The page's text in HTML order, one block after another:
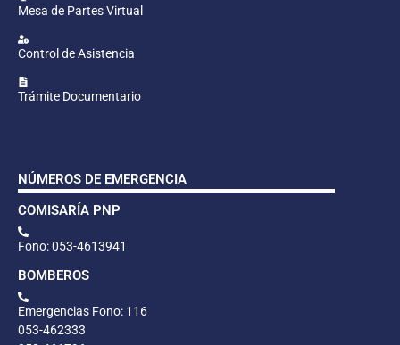
Mesa de Partes Virtual
Control de Asistencia
Trámite Documentario
NÚMEROS DE EMERGENCIA
COMISARÍA PNP
Fono: 053-4613941
BOMBEROS
Emergencias Fono: 116
053-462333